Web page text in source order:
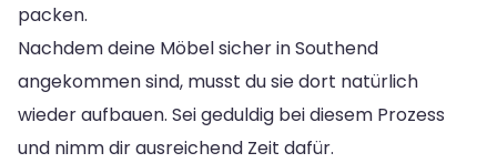
packen.
Nachdem deine Möbel sicher in Southend
angekommen sind, musst du sie dort natürlich
wieder aufbauen. Sei geduldig bei diesem Prozess
und nimm dir ausreichend Zeit dafür.